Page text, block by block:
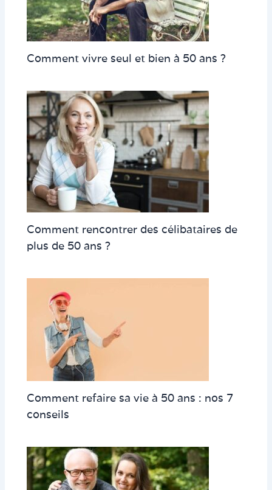
Comment vivre seul et bien à 50 ans ?
Comment rencontrer des célibataires de
plus de 50 ans ?
Comment refaire sa vie à 50 ans : nos 7
conseils